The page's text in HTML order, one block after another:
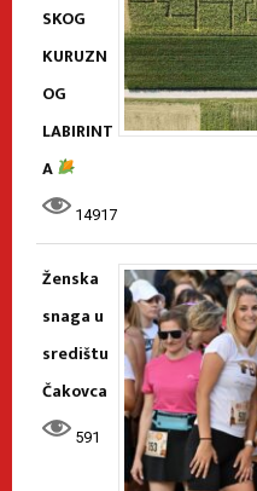
SKOG
KURUZN
OG
LABIRINT
A
14917
Ženska
snaga u
središtu
Čakovca
591